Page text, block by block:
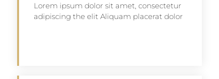
Lorem ipsum dolor sit amet, consectetur
adipiscing the elit Aliquam placerat dolor